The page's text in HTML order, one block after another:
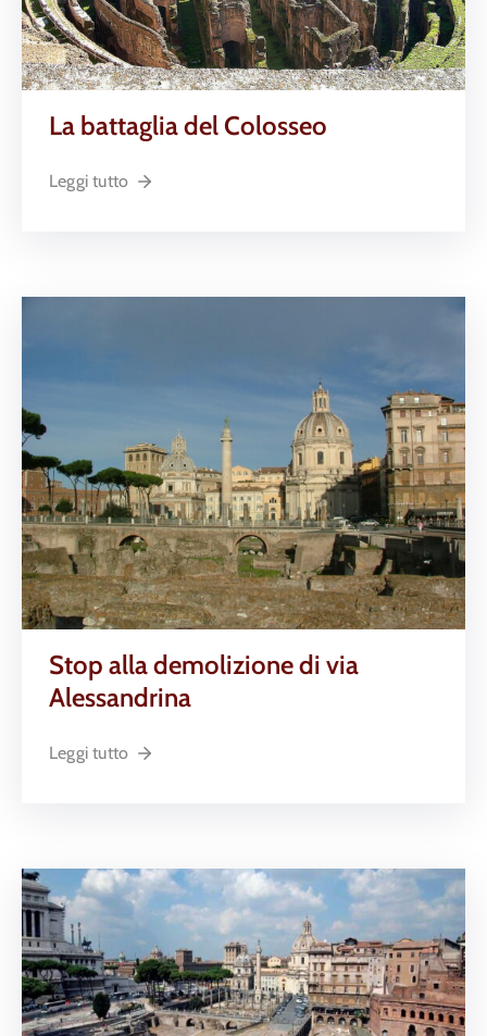
La battaglia del Colosseo
Leggi tutto
Stop alla demolizione di via
Alessandrina
Leggi tutto